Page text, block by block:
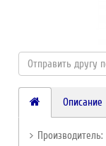
Описание
Производитель: